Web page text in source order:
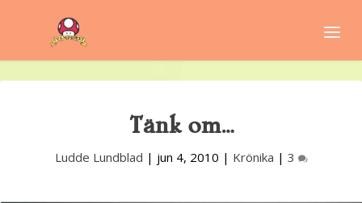
Tänk om…
Ludde Lundblad | jun 4, 2010 | Krönika | 3